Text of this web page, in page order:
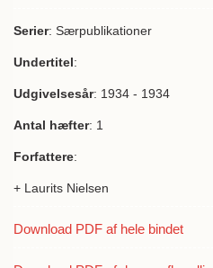
Serier: Særpublikationer
Undertitel:
Udgivelsesår: 1934 - 1934
Antal hæfter: 1
Forfattere:
+ Laurits Nielsen
Download PDF af hele bindet